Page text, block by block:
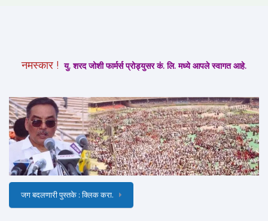
नमस्कार ! यु. शरद जोशी फार्मर्स प्रोड्युसर कं. लि. मध्ये आपले स्वागत आहे.
जग बदलणारी पुस्तके : क्लिक करा.